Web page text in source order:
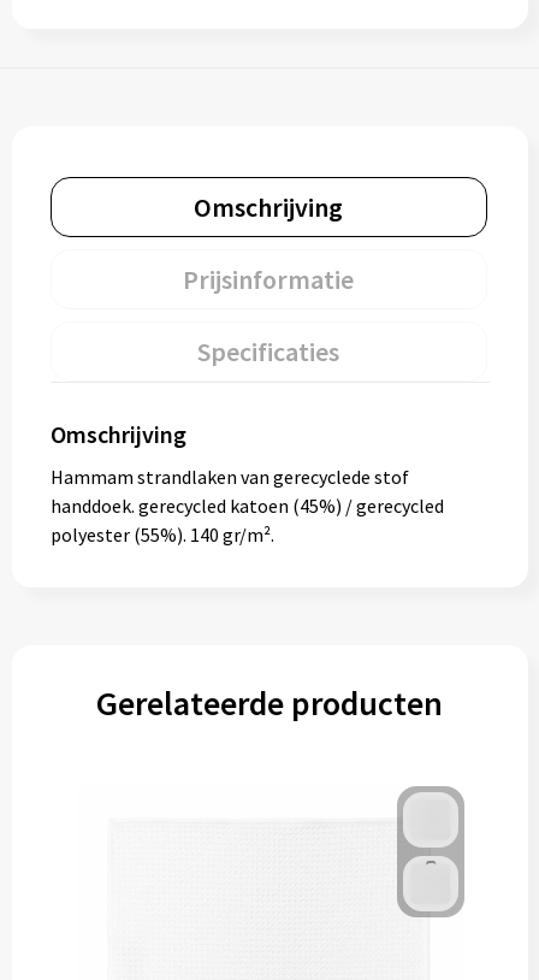
Omschrijving
Prijsinformatie
Specificaties
Omschrijving
Hammam strandlaken van gerecyclede stof
handdoek. gerecycled katoen (45%) / gerecycled
polyester (55%). 140 gr/m².
Gerelateerde producten